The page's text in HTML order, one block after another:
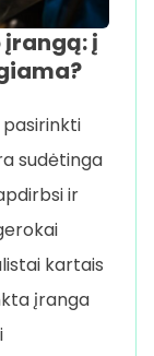
į
sudėtinga
ir
kartais
įranga